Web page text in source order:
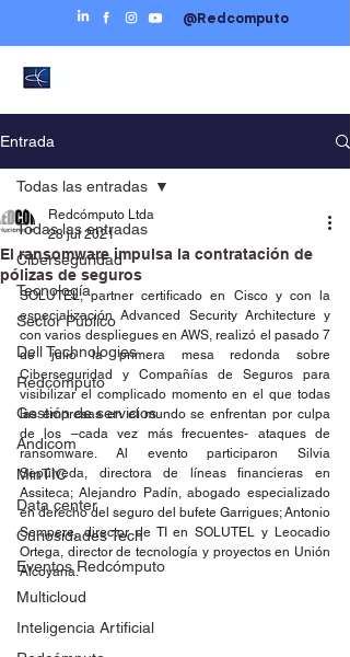
@Redcomputo
Entrada
Todas las entradas
Ciberseguridad
Tecnología
Sector Público
Dell Technologies
Redcómputo
Gestión de servicios
Andicom
MinTIC
Data center
Curiosidades Tech
Eventos Redcómputo
Multicloud
Inteligencia Artificial
Todas las entradas
El ransomware impulsa la contratación de
pólizas de seguros
Redcómputo Ltda
28 jul 2021
SOLUTEL, partner certificado en Cisco y con la
especialización Advanced Security Architecture y
con varios despliegues en AWS, realizó el pasado 7
de julio la primera mesa redonda sobre
Ciberseguridad y Compañías de Seguros para
visibilizar el complicado momento en el que todas
las empresas en el mundo se enfrentan por culpa
de los –cada vez más frecuentes- ataques de
ransomware. Al evento participaron Silvia
Sepúlveda, directora de líneas financieras en
Assiteca; Alejandro Padín, abogado especializado
en derecho del seguro del bufete Garrigues; Antonio
Sempere, director de TI en SOLUTEL y Leocadio
Ortega, director de tecnología y proyectos en Unión
Alcoyana.